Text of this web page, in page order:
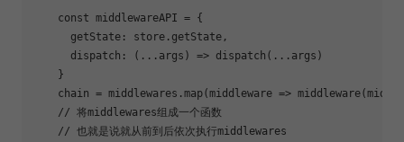
const middlewareAPI = {
getState : store.getState,
dispatch : ( ...args ) => dispatch(...args)
    }
    chain = middlewares.map(
middleware =>
// 将middlewares组成一个函数
// 也就是说就从前到后依次执行middlewares